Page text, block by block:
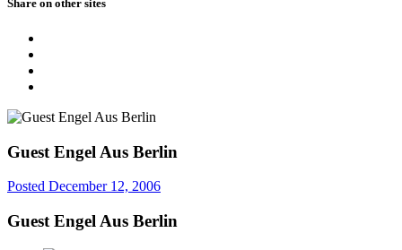
Share on other sites
Guest Engel Aus Berlin
Posted December 12, 2006
Guest Engel Aus Berlin